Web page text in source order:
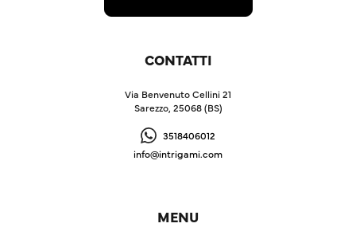
CONTATTI
Via Benvenuto Cellini 21
Sarezzo, 25068 (BS)
3518406012
info@intrigami.com
MENU